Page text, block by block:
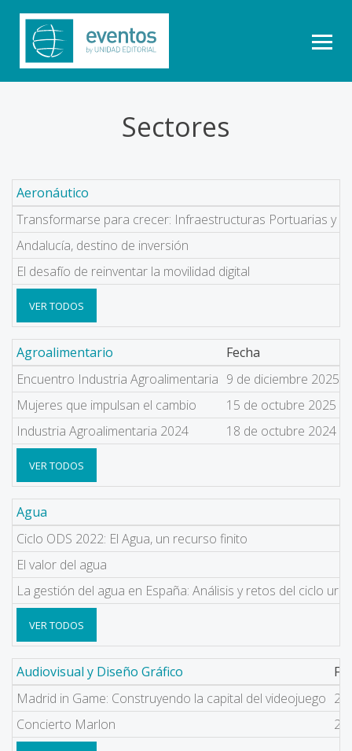
Sectores
Aeronáutico
Transformarse para crecer: Infraestructuras Portuarias y
Andalucía, destino de inversión
El desafío de reinventar la movilidad digital
VER TODOS
Agroalimentario Fecha
Encuentro Industria Agroalimentaria 9 de diciembre 2025
Mujeres que impulsan el cambio
15 de octubre 2025
Industria Agroalimentaria 2024
18 de octubre 2024
VER TODOS
Agua
Ciclo ODS 2022: El Agua, un recurso finito
El valor del agua
La gestión del agua en España: Análisis y retos del ciclo
VER TODOS
Audiovisual y Diseño Gráfico
Madrid in Game: Construyendo la capital del videojuego 25
Concierto Marlon
27